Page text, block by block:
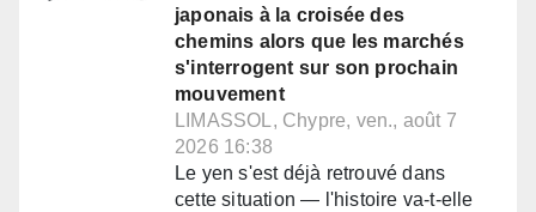
japonais à la croisée des
chemins alors que les marchés
s'interrogent sur son prochain
mouvement
LIMASSOL, Chypre, ven., août 7
2026 16:38
Le yen s'est déjà retrouvé dans
cette situation — l'histoire va-t-elle